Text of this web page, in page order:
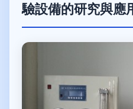
驗設備的研究與應